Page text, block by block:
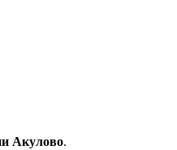
Акулово.